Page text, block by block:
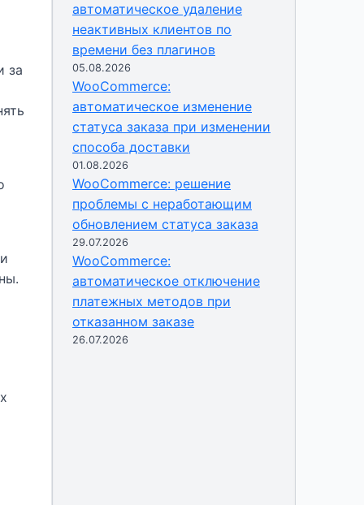
за
автоматическое удаление
неактивных клиентов по
времени без плагинов
05.08.2026
WooCommerce:
автоматическое изменение
статуса заказа при изменении
способа доставки
01.08.2026
WooCommerce: решение
проблемы с неработающим
обновлением статуса заказа
29.07.2026
WooCommerce:
автоматическое отключение
платежных методов при
отказанном заказе
26.07.2026